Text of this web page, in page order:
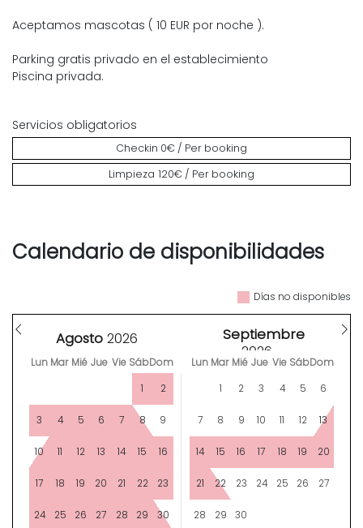
Aceptamos mascotas ( 10 EUR por noche ).
Parking gratis privado en el establecimiento
Piscina privada.
Servicios obligatorios
Checkin 0€ / Per booking
Limpieza 120€ / Per booking
Calendario de disponibilidades
Días no disponibles
Agosto Septiembre
Lun Mar Mié Jue Vie SábDom Lun Mar Mié Jue Vie SábDom
1 2
3 4 5 6 7 8 9
10 11 12 13 14 15 16
17 18 19 20 21 22 23
24 25 26 27 28 29 30
1 2 3 4 5 6
7 8 9 10 11 12 13
14 15 16 17 18 19 20
21 22 23 24 25 26 27
28 29 30